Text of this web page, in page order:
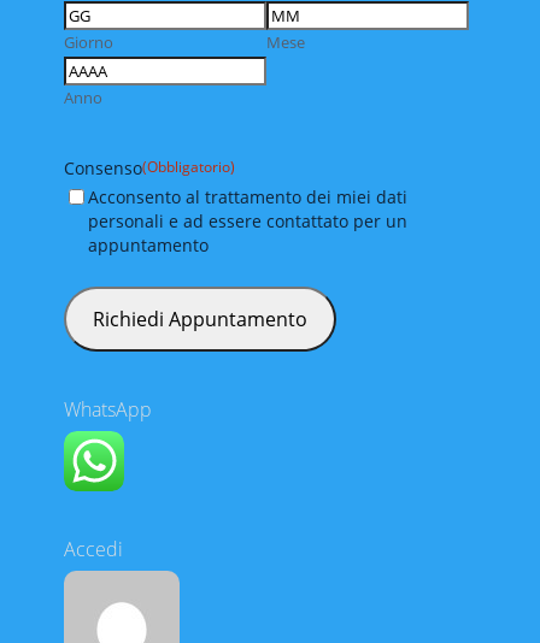
Giorno Mese
Anno
Consenso(Obbligatorio)
Acconsento al trattamento dei miei dati
personali e ad essere contattato per un
appuntamento
WhatsApp
Accedi